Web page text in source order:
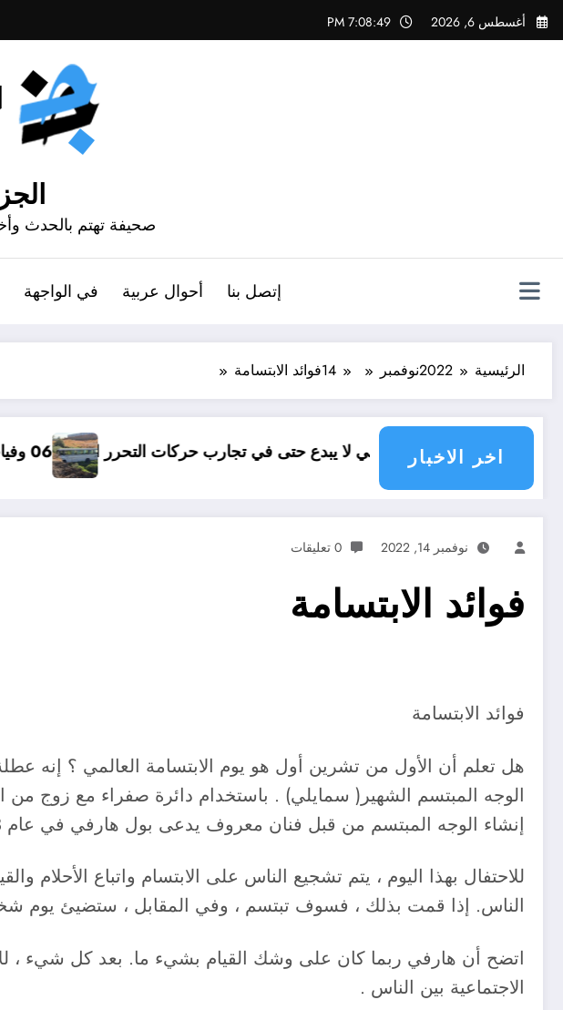
التجاوز
إلى
أغسطس 6, 2026 7:08:50 PM
صحيفة تهتم بالحدث
إتصل بنا أحوال عربية في الواجهة
الرئيسية 2022نوفمبر 14فوائد الابتسامة
اخر الاخبار
النقلي لا يبدع حتى في تجارب حركات التحرر الوطني06 وفيات و إصابة 25 جريح في حادث مرور بقسنطينة
نوفمبر 14, 2022 0 تعليقات
فوائد الابتسامة
فوائد الابتسامة
الوجه المبتسم الشهير( سمايلي) . باستخدام دائرة صفراء مع زوج من
إنشاء الوجه المبتسم من قبل فنان معروف يدعى بول هارفي في عام 1963.
للاحتفال بهذا اليوم ، يتم تشجيع الناس على الابتسام واتباع الأحلام
الناس. إذا قمت بذلك ، فسوف تبتسم ، وفي المقابل ، ستضيئ يوم
اتضح أن هارفي ربما كان على وشك القيام بشيء ما. بعد كل شيء ،
الاجتماعية بين الناس .